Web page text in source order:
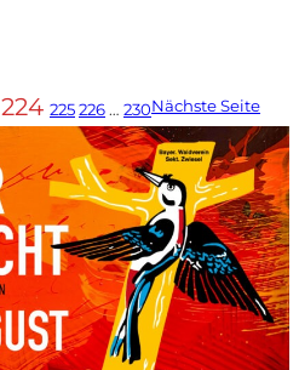
224 225226 … 230Nächste Seite